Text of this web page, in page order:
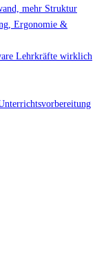
mehr Struktur
Ergonomie &
Lehrkräfte wirklich